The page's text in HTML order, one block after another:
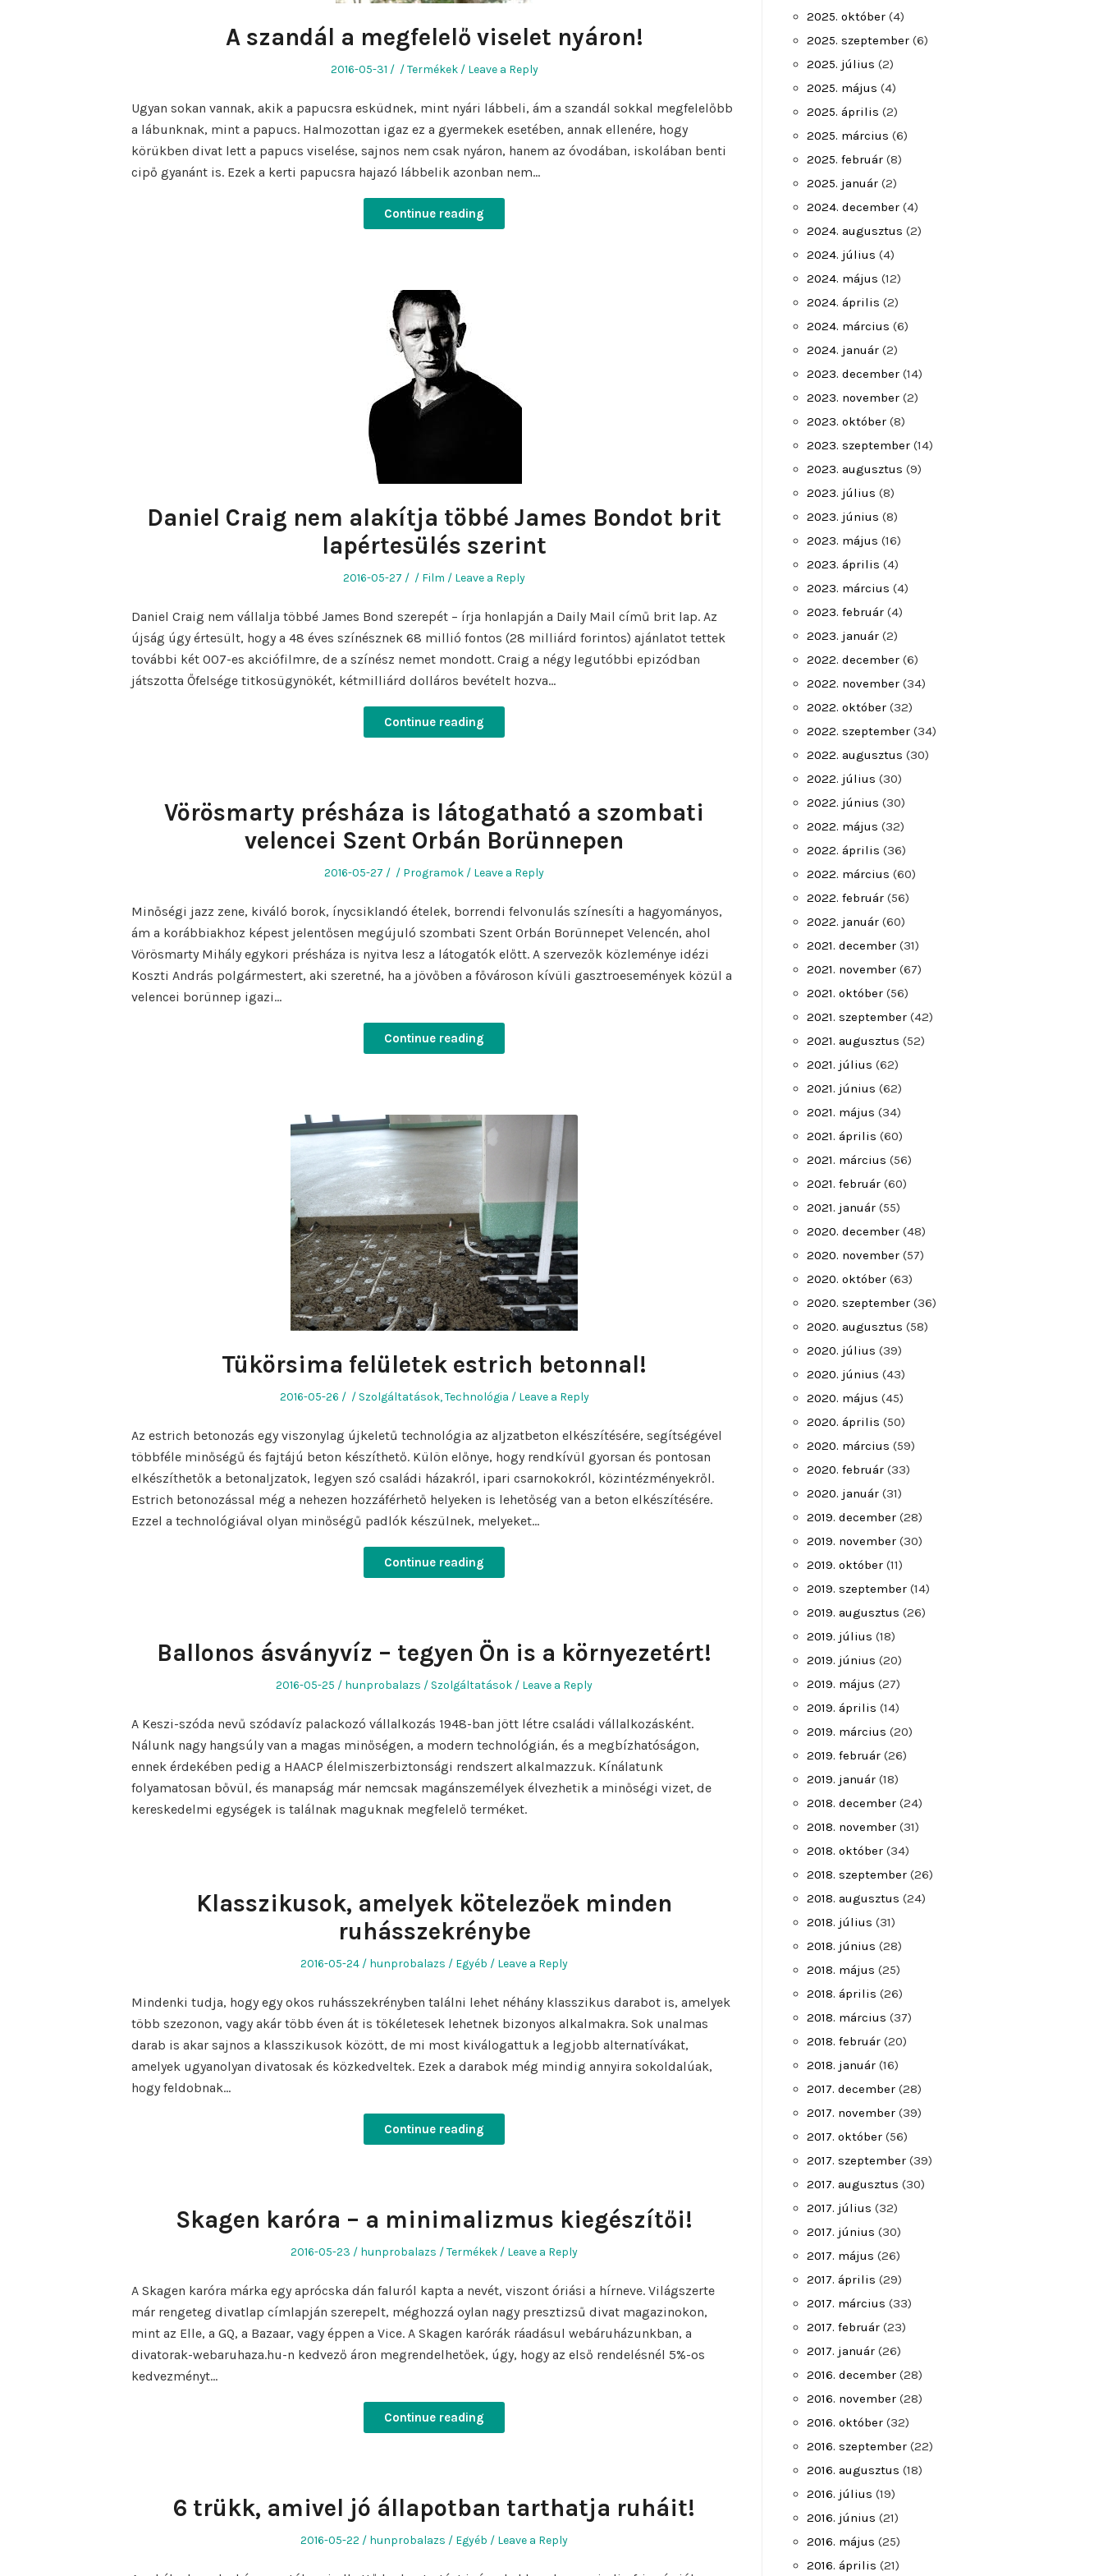
A szandál a megfelelő viselet nyáron!
Posted
2016-05-31 Author
Posted
Termékek Leave a Reply
Ugyan sokan vannak, akik a papucsra esküdnek, mint nyári lábbeli, ám a szandál sokkal megfelelőbb
a lábunknak, mint a papucs. Halmozottan igaz ez a gyermekek esetében, annak ellenére, hogy
körükben divat lett a papucs viselése, sajnos nem csak nyáron, hanem az óvodában, iskolában benti
cipő gyanánt is. Ezek a kerti papucsra hajazó lábbelik azonban nem…
Continue reading
Daniel Craig nem alakítja többé James Bondot brit
lapértesülés szerint
Posted
2016-05-27 Author
Posted
Film Leave a Reply
Daniel Craig nem vállalja többé James Bond szerepét – írja honlapján a Daily Mail című brit lap. Az
újság úgy értesült, hogy a 48 éves színésznek 68 millió fontos (28 milliárd forintos) ajánlatot tettek
további két 007-es akciófilmre, de a színész nemet mondott. Craig a négy legutóbbi epizódban
játszotta Őfelsége titkosügynökét, kétmilliárd dolláros bevételt hozva…
Continue reading
Vörösmarty présháza is látogatható a szombati
velencei Szent Orbán Borünnepen
Posted
2016-05-27 Author
Posted
Programok Leave a Reply
Minőségi jazz zene, kiváló borok, ínycsiklandó ételek, borrendi felvonulás színesíti a hagyományos,
ám a korábbiakhoz képest jelentősen megújuló szombati Szent Orbán Borünnepet Velencén, ahol
Vörösmarty Mihály egykori présháza is nyitva lesz a látogatók előtt. A szervezők közleménye idézi
Koszti András polgármestert, aki szeretné, ha a jövőben a fővároson kívüli gasztroesemények közül a
velencei borünnep igazi…
Continue reading
Tükörsima felületek estrich betonnal!
Posted
2016-05-26 Author
Posted
Szolgáltatások,Technológia Leave a Reply
Az estrich betonozás egy viszonylag újkeletű technológia az aljzatbeton elkészítésére, segítségével
többféle minőségű és fajtájú beton készíthető. Külön előnye, hogy rendkívül gyorsan és pontosan
elkészíthetők a betonaljzatok, legyen szó családi házakról, ipari csarnokokról, közintézményekről.
Estrich betonozással még a nehezen hozzáférhető helyeken is lehetőség van a beton elkészítésére.
Ezzel a technológiával olyan minőségű padlók készülnek, melyeket…
Continue reading
Ballonos ásványvíz – tegyen Ön is a környezetért!
Posted
2016-05-25 Author
hunprobalazs
Posted
Szolgáltatások Leave a Reply
A Keszi-szóda nevű szódavíz palackozó vállalkozás 1948-ban jött létre családi vállalkozásként.
Nálunk nagy hangsúly van a magas minőségen, a modern technológián, és a megbízhatóságon,
ennek érdekében pedig a HAACP élelmiszerbiztonsági rendszert alkalmazzuk. Kínálatunk
folyamatosan bővül, és manapság már nemcsak magánszemélyek élvezhetik a minőségi vizet, de
kereskedelmi egységek is találnak maguknak megfelelő terméket.
Klasszikusok, amelyek kötelezőek minden
ruhásszekrénybe
Posted
2016-05-24 Author
hunprobalazs
Posted
Egyéb Leave a Reply
Mindenki tudja, hogy egy okos ruhásszekrényben találni lehet néhány klasszikus darabot is, amelyek
több szezonon, vagy akár több éven át is tökéletesek lehetnek bizonyos alkalmakra. Sok unalmas
darab is akar sajnos a klasszikusok között, de mi most kiválogattuk a legjobb alternatívákat,
amelyek ugyanolyan divatosak és közkedveltek. Ezek a darabok még mindig annyira sokoldalúak,
hogy feldobnak…
Continue reading
Skagen karóra – a minimalizmus kiegészítői!
Posted
2016-05-23 Author
hunprobalazs
Posted
Termékek Leave a Reply
A Skagen karóra márka egy aprócska dán faluról kapta a nevét, viszont óriási a hírneve. Világszerte
már rengeteg divatlap címlapján szerepelt, méghozzá oylan nagy presztizsű divat magazinokon,
mint az Elle, a GQ, a Bazaar, vagy éppen a Vice. A Skagen karórák ráadásul webáruházunkban, a
divatorak-webaruhaza.hu-n kedvező áron megrendelhetőek, úgy, hogy az első rendelésnél 5%-os
kedvezményt…
Continue reading
6 trükk, amivel jó állapotban tarthatja ruháit!
Posted
2016-05-22 Author
hunprobalazs
Posted
Egyéb Leave a Reply
2025. október (4)
2025. szeptember (6)
2025. július (2)
2025. május (4)
2025. április (2)
2025. március (6)
2025. február (8)
2025. január (2)
2024. december (4)
2024. augusztus (2)
2024. július (4)
2024. május (12)
2024. április (2)
2024. március (6)
2024. január (2)
2023. december (14)
2023. november (2)
2023. október (8)
2023. szeptember (14)
2023. augusztus (9)
2023. július (8)
2023. június (8)
2023. május (16)
2023. április (4)
2023. március (4)
2023. február (4)
2023. január (2)
2022. december (6)
2022. november (34)
2022. október (32)
2022. szeptember (34)
2022. augusztus (30)
2022. július (30)
2022. június (30)
2022. május (32)
2022. április (36)
2022. március (60)
2022. február (56)
2022. január (60)
2021. december (31)
2021. november (67)
2021. október (56)
2021. szeptember (42)
2021. augusztus (52)
2021. július (62)
2021. június (62)
2021. május (34)
2021. április (60)
2021. március (56)
2021. február (60)
2021. január (55)
2020. december (48)
2020. november (57)
2020. október (63)
2020. szeptember (36)
2020. augusztus (58)
2020. július (39)
2020. június (43)
2020. május (45)
2020. április (50)
2020. március (59)
2020. február (33)
2020. január (31)
2019. december (28)
2019. november (30)
2019. október (11)
2019. szeptember (14)
2019. augusztus (26)
2019. július (18)
2019. június (20)
2019. május (27)
2019. április (14)
2019. március (20)
2019. február (26)
2019. január (18)
2018. december (24)
2018. november (31)
2018. október (34)
2018. szeptember (26)
2018. augusztus (24)
2018. július (31)
2018. június (28)
2018. május (25)
2018. április (26)
2018. március (37)
2018. február (20)
2018. január (16)
2017. december (28)
2017. november (39)
2017. október (56)
2017. szeptember (39)
2017. augusztus (30)
2017. július (32)
2017. június (30)
2017. május (26)
2017. április (29)
2017. március (33)
2017. február (23)
2017. január (26)
2016. december (28)
2016. november (28)
2016. október (32)
2016. szeptember (22)
2016. augusztus (18)
2016. július (19)
2016. június (21)
2016. május (25)
2016. április (21)